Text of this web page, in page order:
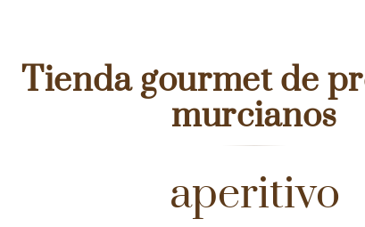
Tienda gourmet de
murcianos
aperitivo